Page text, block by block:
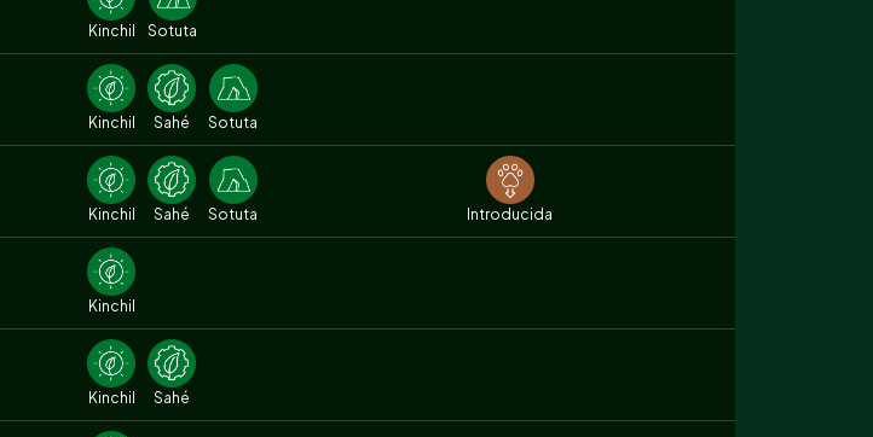
Kinchil Sotuta
Kinchil Sahé Sotuta
Kinchil Sahé Sotuta Introducida
Kinchil
Kinchil Sahé